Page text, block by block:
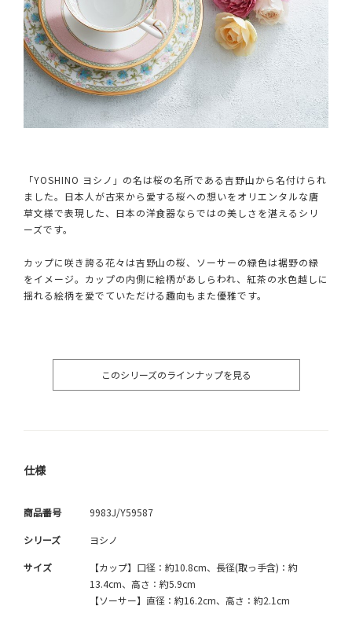
「YOSHINO ヨシノ」の名は桜の名所である吉野山から名付けられ
ました。日本人が古来から愛する桜への想いをオリエンタルな唐
草文様で表現した、日本の洋食器ならではの美しさを湛えるシリ
ーズです。
カップに咲き誇る花々は吉野山の桜、ソーサーの緑色は裾野の緑
をイメージ。カップの内側に絵柄があしらわれ、紅茶の水色越しに
揺れる絵柄を愛でていただける趣向もまた優雅です。
このシリーズのラインナップを見る
仕様
商品番号 9983J/Y59587
シリーズ ヨシノ
サイズ
【カップ】口径：約10.8cm、長径(取っ手含)：約
13.4cm、高さ：約5.9cm
【ソーサー】直径：約16.2cm、高さ：約2.1cm